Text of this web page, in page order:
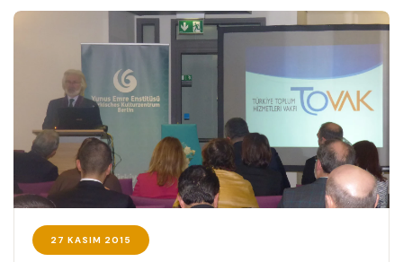
27 KASIM 2015